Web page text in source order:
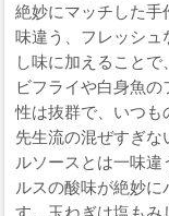
絶妙にマッチした手
味違う、フレッシュ
し味に加えること
ビフライや白身魚
性は抜群で、いつ
先生流の混ぜすぎな
ルソースとは一味
ルスの酸味が絶妙
す。玉ねぎは塩もみ